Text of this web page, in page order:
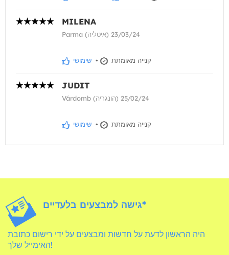
MILENA
Parma (איטליה) 23/03/24
שימושי • קנייה מאומתת
JUDIT
Várdomb (הונגריה) 25/02/24
שימושי • קנייה מאומתת
גישה למבצעים בלעדיים*
היה הראשון לדעת על חדשות ומבצעים על ידי רישום כתובת
האימייל שלך!